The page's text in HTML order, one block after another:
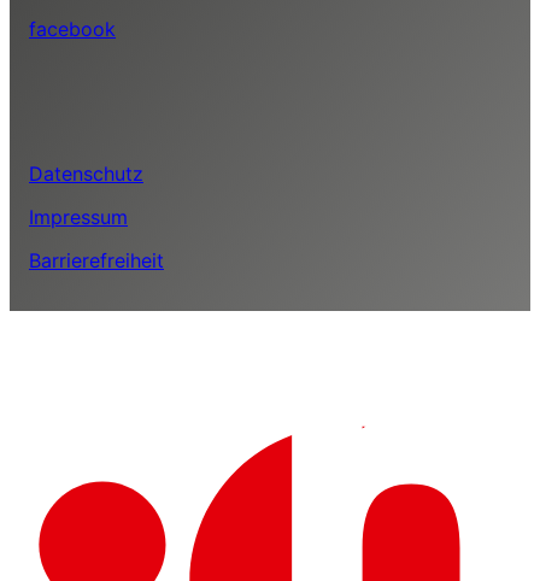
facebook
Datenschutz
Impressum
Barrierefreiheit